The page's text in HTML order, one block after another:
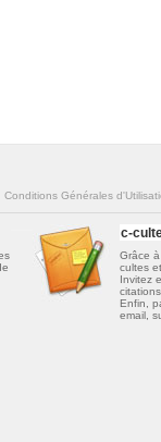
Conditions Générales
c-
Grâce
cultes
Invitez
citations
Enfin,
email,